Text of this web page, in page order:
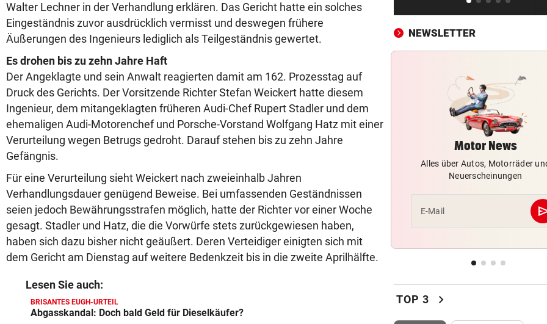
Walter Lechner in der Verhandlung erklären. Das Gericht hatte ein solches
Eingeständnis zuvor ausdrücklich vermisst und deswegen frühere
Äußerungen des Ingenieurs lediglich als Teilgeständnis gewertet.
Es drohen bis zu zehn Jahre Haft
Der Angeklagte und sein Anwalt reagierten damit am 162. Prozesstag auf
Druck des Gerichts. Der Vorsitzende Richter Stefan Weickert hatte diesem
Ingenieur, dem mitangeklagten früheren Audi-Chef Rupert Stadler und dem
ehemaligen Audi-Motorenchef und Porsche-Vorstand Wolfgang Hatz mit einer
Verurteilung wegen Betrugs gedroht. Darauf stehen bis zu zehn Jahre
Gefängnis.
Für eine Verurteilung sieht Weickert nach zweieinhalb Jahren
Verhandlungsdauer genügend Beweise. Bei umfassenden Geständnissen
seien jedoch Bewährungsstrafen möglich, hatte der Richter vor einer Woche
gesagt. Stadler und Hatz, die die Vorwürfe stets zurückgewiesen haben,
haben sich dazu bisher nicht geäußert. Deren Verteidiger einigten sich mit
dem Gericht am Dienstag auf weitere Bedenkzeit bis in die zweite Aprilhälfte.
Lesen Sie auch:
BRISANTES EUGH-URTEIL
Abgasskandal: Doch bald Geld für Dieselkäufer?
MCI: Tiroler Pfusch am Bau,
leider ohne Bau
WUT IM PARLAMENT vor
Kosovos Premier Kurti
VEREIN NIMMT ABSCHIED
Steirischer Unterligist
19-Jährigen
POLIN SCHIMPFT vor 2
„Einfach kindisch“: Zoff bei
de France Femmes
vor
erfasst und verletzt
„Wir haben rund 35
tote Fische entsorgt“
NEWSLETTER
Motor News
Alles über Autos, Motorräder
Neuerscheinungen
E-Mail
TOP 3 chevron_right